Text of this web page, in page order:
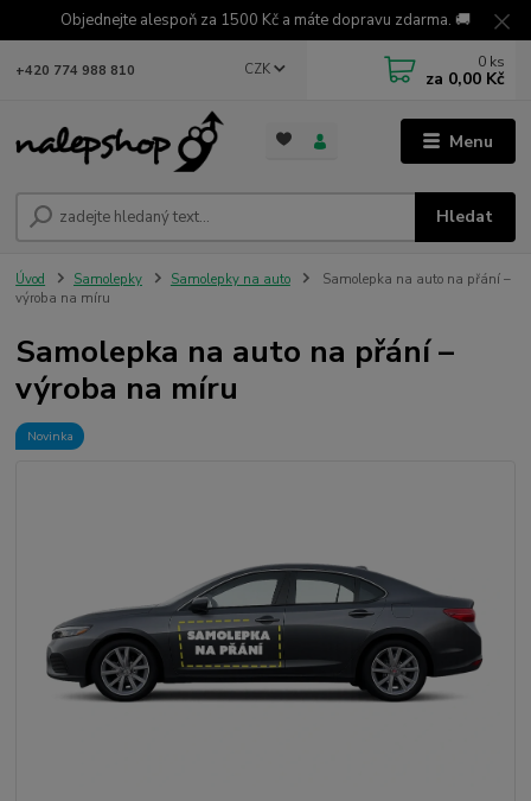
Objednejte alespoň za 1500 Kč a máte dopravu zdarma. 🚚
Menu
CZK
Hledat
+420 774 988 810 0 ks
za 0,00 Kč
Úvod Samolepky Samolepky na auto
Samolepka na auto na přání –
výroba na míru
Samolepka na auto na přání –
výroba na míru
Novinka